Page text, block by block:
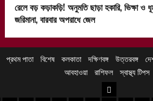
রেলে বড় কড়াকড়ি! অনুমতি ছাড়া হকারি, ভিক্ষা ও
জরিমানা, বারবার অপরাধে জেল
প্রথম পাতা বিশেষ কলকাতা দক্ষিণবঙ্গ উত্তরবঙ্গ
আবহাওয়া
রাশিফল স্বাস্থ্য টিপস
উত্তরবঙ্গ